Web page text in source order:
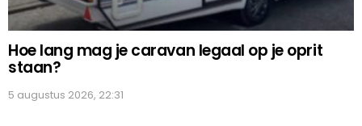
Hoe lang mag je caravan legaal op je oprit
staan?
5 augustus 2026, 22:31